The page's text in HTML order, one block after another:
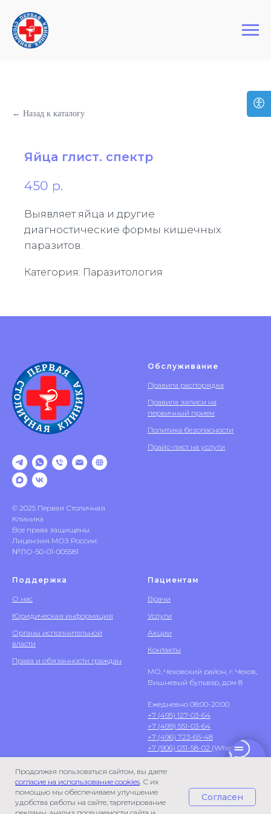
Первая Столичная Клиника
Продолжая пользоваться сайтом, вы даете
согласие на использование cookies. С их
помощью мы обеспечиваем улучшение
удобства работы на сайте, таргетирование
Согласен
← Назад к каталогу
Яйца глист. спектр
450 р.
Выявляет яйца и другие
диагностические формы кишечных
паразитов.
Категория: Паразитология
© 2025 Первая Столичная
Клиника
Все права защищены.
Лицензия МОЗ России:
№ЛО-50-01-005581
Обслуживание
Правила распорядка
Правила записи на
первичный прием
Политика безопасности
Прайс-лист на услуги
Поддержка
О нас
Юридическая информация
Органы исполнительной
власти
Права и обязанности граждан
Пациентам
Врачи
Услуги
Акции
Контакты
МО, Чеховский район, г. Чехов,
Вишневый бульвар, дом 8
Ежедневно 08:00-20:00
+7 (495) 127-03-64
+7 (499) 551-03-64
+7 (496) 723-65-48
+7 (906) 031-58-02 (WhatsApp)